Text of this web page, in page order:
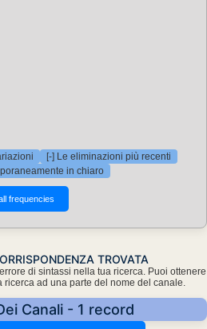
[-] Le eliminazioni più recenti
in chiaro
TROVATA
di sintassi nella tua ricerca. Puoi ottenere
ad una parte del nome del canale.
Canali - 1 record